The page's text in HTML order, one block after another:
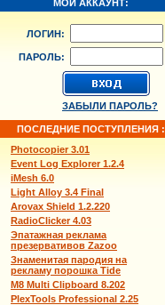
МОЙ АККАУНТ:
ЛОГИН:
ПАРОЛЬ:
ЗАБЫЛИ ПАРОЛЬ?
ПОСЛЕДНИЕ ПОСТУПЛЕНИЯ :
Photocopier 3.01
Event Log Explorer 1.2.4
iMesh 6.0
Light Alloy 3.4 Final
Arovax Shield 1.2.220
RadioClicker 4.03
Эпатажная реклама
презервативов Zazoo
Знаменитая пародия на
рекламу порошка Tide
M8 Multi Clipboard 8.202
PlexTools Professional 2.25